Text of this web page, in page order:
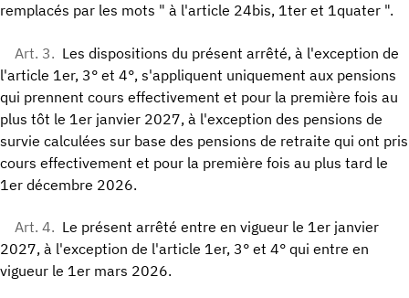
remplacés par les mots " à l'article 24bis, 1ter et 1quater ".
Art. 3. Les dispositions du présent arrêté, à l'exception de
l'article 1er, 3° et 4°, s'appliquent uniquement aux pensions
qui prennent cours effectivement et pour la première fois au
plus tôt le 1er janvier 2027, à l'exception des pensions de
survie calculées sur base des pensions de retraite qui ont pris
cours effectivement et pour la première fois au plus tard le
1er décembre 2026.
Art. 4. Le présent arrêté entre en vigueur le 1er janvier
2027, à l'exception de l'article 1er, 3° et 4° qui entre en
vigueur le 1er mars 2026.